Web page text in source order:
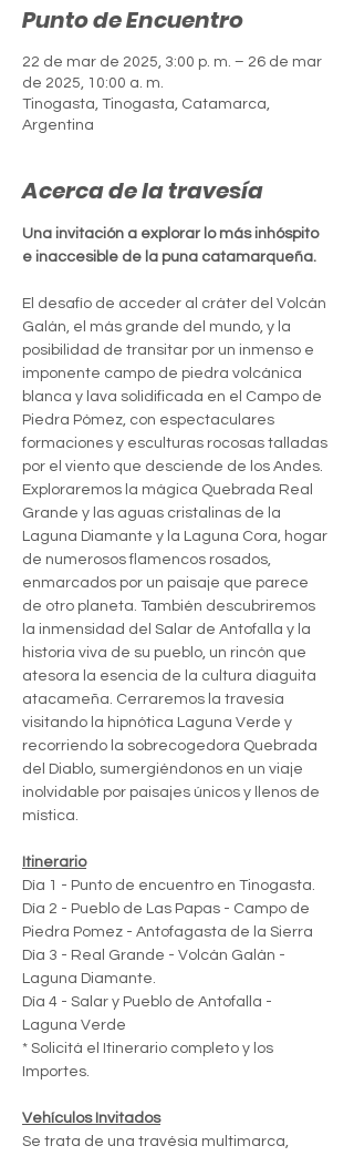
Punto de Encuentro
22 de mar de 2025, 3:00 p. m. – 26 de mar
de 2025, 10:00 a. m.
Tinogasta, Tinogasta, Catamarca,
Argentina
Acerca de la travesía
Una invitación a explorar lo más inhóspito
e inaccesible de la puna catamarqueña.
El desafío de acceder al cráter del Volcán
Galán, el más grande del mundo, y la
posibilidad de transitar por un inmenso e
imponente campo de piedra volcánica
blanca y lava solidificada en el Campo de
Piedra Pómez, con espectaculares
formaciones y esculturas rocosas talladas
por el viento que desciende de los Andes.
Exploraremos la mágica Quebrada Real
Grande y las aguas cristalinas de la
Laguna Diamante y la Laguna Cora, hogar
de numerosos flamencos rosados,
enmarcados por un paisaje que parece
de otro planeta. También descubriremos
la inmensidad del Salar de Antofalla y la
historia viva de su pueblo, un rincón que
atesora la esencia de la cultura diaguita
atacameña. Cerraremos la travesía
visitando la hipnótica Laguna Verde y
recorriendo la sobrecogedora Quebrada
del Diablo, sumergiéndonos en un viaje
inolvidable por paisajes únicos y llenos de
mística.
Itinerario
Día 1 - Punto de encuentro en Tinogasta.
Día 2 - Pueblo de Las Papas - Campo de
Piedra Pomez - Antofagasta de la Sierra
Día 3 - Real Grande - Volcán Galán -
Laguna Diamante.
Día 4 - Salar y Pueblo de Antofalla -
Laguna Verde
* Solicitá el Itinerario completo y los
Importes.
Vehículos Invitados
Se trata de una travésia multimarca,